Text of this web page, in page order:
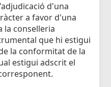
d'una
a favor d'una
la conselleria
que hi estigui
la conformitat de la
estigui adscrit el